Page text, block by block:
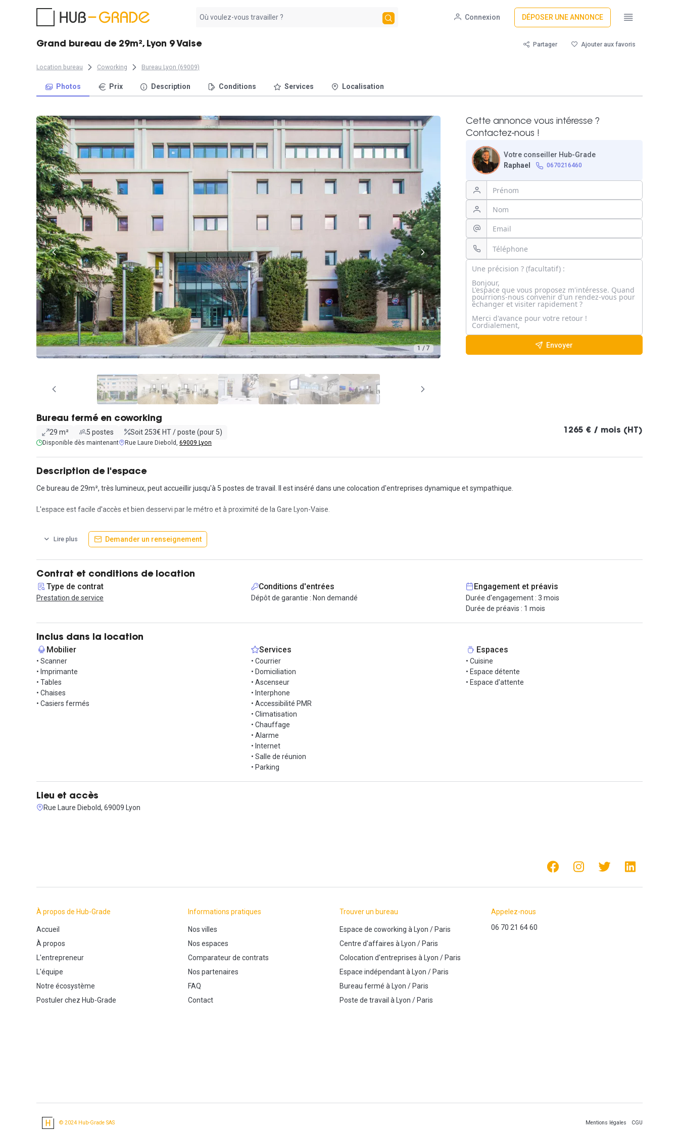
résultat
Connexion DÉPOSER UNE ANNONCE
Grand bureau de 29m², Lyon 9 Vaise Partager Ajouter aux favoris
Location bureau Coworking Bureau Lyon (69009)
Photos Prix Description Conditions Services Localisation
1 / 7
Cette annonce vous intéresse ?
Contactez-nous !
Votre conseiller Hub-Grade
Raphael
0670216460
Envoyer
Bureau fermé en coworking
29 m² 5 postes Soit 253€ HT / poste (pour 5)
Disponible dès maintenant Rue Laure Diebold, 69009 Lyon
1265 € / mois (HT)
Description de l'espace
Ce bureau de 29m², très lumineux, peut accueillir jusqu'à 5 postes de travail. Il est inséré dans une colocation d'entreprises dynamique et sympathique.
L'espace est facile d'accès et bien desservi par le métro et à proximité de la Gare Lyon-Vaise.
Le bureau est clés-en-main. L' accès aux différentes parties communes (salle de réunion, lieu de vie, coin cuisine, etc.) est compris dans le loyer. Vous n'avez qu'à vous installer.
Lire plus Demander un renseignement
Contrat et conditions de location
Type de contrat
Prestation de service
Conditions d'entrées
Dépôt de garantie : Non demandé
Engagement et préavis
Durée d'engagement : 3 mois
Durée de préavis : 1 mois
Inclus dans la location
Mobilier
• Scanner
• Imprimante
• Tables
• Chaises
• Casiers fermés
Services
• Courrier
• Domiciliation
• Ascenseur
• Interphone
• Accessibilité PMR
• Climatisation
• Chauffage
• Alarme
• Internet
• Salle de réunion
• Parking
Espaces
• Cuisine
• Espace détente
• Espace d'attente
Lieu et accès
Rue Laure Diebold, 69009 Lyon
À propos de Hub-Grade
Accueil
À propos
L'entrepreneur
L'équipe
Notre écosystème
Postuler chez Hub-Grade
Informations pratiques
Nos villes
Nos espaces
Comparateur de contrats
Nos partenaires
FAQ
Contact
Trouver un bureau
Espace de coworking à Lyon /Paris
Centre d'affaires à Lyon /Paris
Colocation d'entreprises à Lyon /Paris
Espace indépendantà Lyon /Paris
Bureau fermé à Lyon /Paris
Poste de travail à Lyon /Paris
Appelez-nous
06 70 21 64 60
© 2024 Hub-Grade SAS Mentions légales CGU